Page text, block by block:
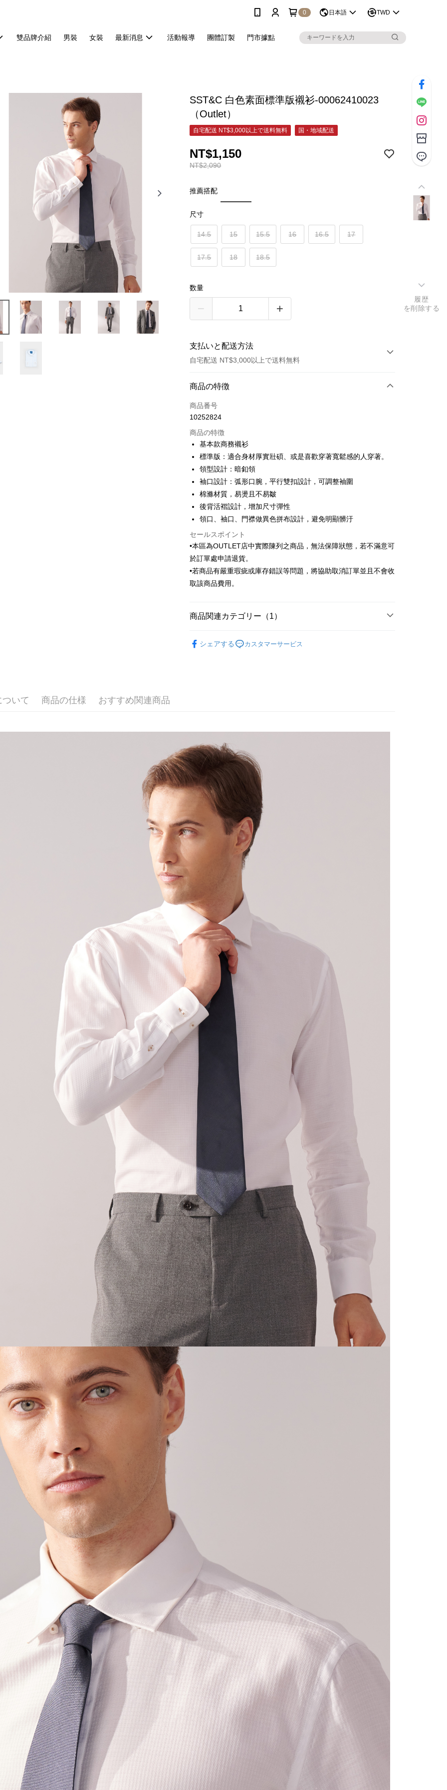
0 日本語 TWD
雙品牌介紹 男裝 女裝 最新消息 活動報導 團體訂製 門市據點
SST&C 白色素面標準版襯衫-00062410023
（Outlet）
自宅配送 NT$3,000以上で送料無料 国・地域配送
NT$2,090
NT$1,150
推薦搭配
尺寸
14.5 15 15.5 16 16.5 17
17.5 18 18.5
数量
支払いと配送方法
自宅配送 NT$3,000以上で送料無料
お支払い方法
クレジットカード1回払い
クレジットカード分割払い
3回払い、金利0、毎回
合作金庫商業銀行
第一商業銀行
華南商業銀行
上海商業儲蓄銀行
国泰世華商業銀行
兆豐國際商業銀行
台湾中小企業銀行
HSBC(台湾)商業銀行
聯邦商業銀行
遠東国際商業銀行
玉山商業銀行
台新國際商業銀行
中国信託商業銀行
台湾楽天クレジットカード会社
6回払い、金利0、毎回NT$191 21行の銀行
合作金庫商業銀行
華南商業銀行
彰化商業銀行
上海商業儲蓄銀行
国泰世華商業銀行
台湾中小企業銀行
HSBC(台湾)商業銀行
華泰商業銀行
聯邦商業銀行
元大商業銀行
永豐商業銀行
星展(台湾)商業銀行
台新國際商業銀行
台湾楽天クレジットカード会社
LINE Pay
Apple Pay
JKOPAY
Google Pay
Plus Pay
AFTEE代金後払い
1.お支払い方法でAFTEE代金後払いを選択すると、携帯電話認証ウィン
ドウが表示されます。
3.注文するときのお支払いは不要です。商品はご指定の住所に配送されま
す。
お支払期限は、ショップが請求した期日と、AFTEEで延長できる日数を
もとに計算されます。AFTEEで注文すると、商品を受け取るまで支払い
期限を延長できますが、商品を期限内に受け取れない場合があります
（例：予約商品や商品到着日が比較的遅い商品）。そのため、商品到着
の有無に関わらず、AFTEEで指定された期限内にお支払いください。
二、支払い限度額
1.初回 AFTEEを ご利用の際に、認証結果及び当社の審査の結果に基づ
き、限度額が設定されます。
2.決済金額は最低NT$20です。
3.現在、台湾の会員のみご利用いただけます。
三、利用規約「AFTEE代金後払い」（以下当サービスという）はネット
プロテクションズ（以下 AFTEE という）が提供し、AFTEEが代金を徴収
します。当サービスご利用の際に提供しなければならない個人情報（注
文者の氏名、電話番号、受取人の氏名、電話番号、受取人住所を含むが
これに限らない）は、AFTEEに渡され当サービスで必要な範囲内で利用
されます。AFTEEの個人情報の収集、処理、利用について、詳細は
AFTEE公式ホームページの『個人情報の収集、処理及び利用に関する声
明』をご参照ください（https://aftee.tw/privacypolicy/
AFTEEの初回ご利用の際に、審査を通過すれば、最高額がNT$10,000に
なります。支払い期限を過ぎた場合、その金額に基づいて年利20%の遅
延滞納金が加算されます。未成年の利用者は、事前に法定代理人または
後見人の同意を得ればAFTEEをご利用いただけます。
個人情報の処理、利用について疑問がある、または関連する法律の権利
を行使したい場合は、ネットプロテクションズ
cs_tw@netprotections.co.jp
にご連絡ください。上記に示した個人情報
を、必要な購入注文書とあわせてAFTEEにご提供いただく、または
AFTEEにあなたの個人情報の収集、処理、利用を許可することににご同
意いただけない場合は、当サービスを選択しないでください。
ATM払い
配送方法
商品の特徴
商品番号
10252824
商品の特徴
基本款商務襯衫
標準版：適合身材厚實壯碩、或是喜歡穿著寬鬆感的人穿著。
領型設計：暗釦領
袖口設計：弧形口腕，平行雙扣設計，可調整袖圍
棉滌材質，易燙且不易皺
後背活褶設計，增加尺寸彈性
領口、袖口、門襟做異色拼布設計，避免明顯髒汙
セールスポイント
•本區為OUTLET店中實際陳列之商品，無法保障狀態，若不滿意可
於訂單處申請退貨。
•若商品有嚴重瑕疵或庫存錯誤等問題，將協助取消訂單並且不會收
取該商品費用。
商品関連カテゴリー（1）
シェアする
カスタマーサービス
いて 商品の仕様 おすすめ関連商品
履歴
を削除する